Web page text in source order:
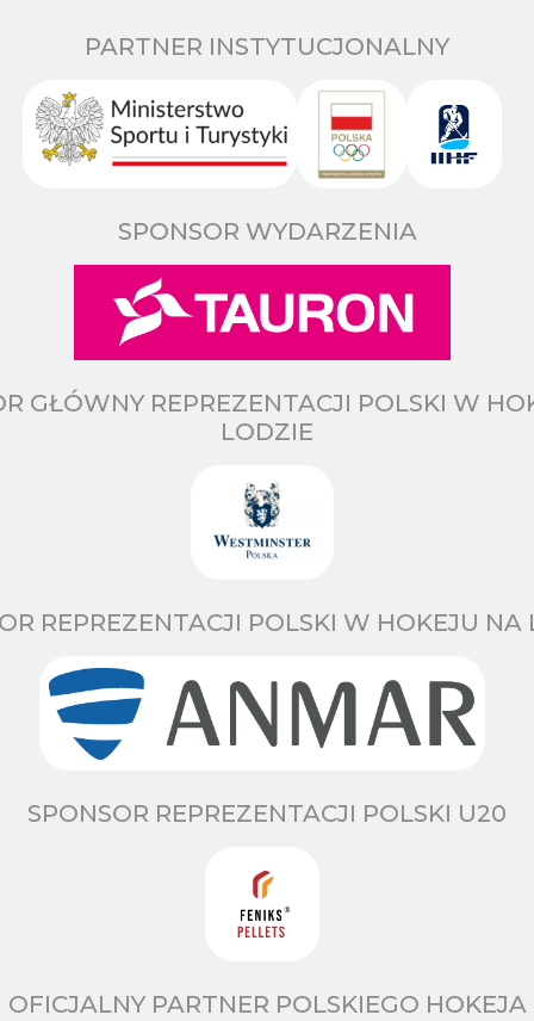
PARTNER INSTYTUCJONALNY
SPONSOR WYDARZENIA
GŁÓWNY REPREZENTACJI POLSKI W
LODZIE
REPREZENTACJI POLSKI W HOKEJU NA
SPONSOR REPREZENTACJI POLSKI U20
OFICJALNY PARTNER POLSKIEGO HOKEJA